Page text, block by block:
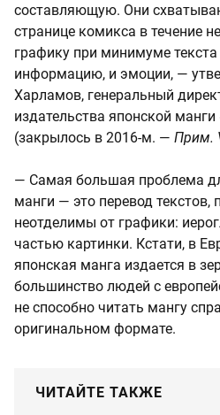
составляющую. Они
странице комикса в течение
графику при минимуме
информацию, и эмоции, —
Харламов, генеральный
издательства японской
(закрылось в 2016-м. — Прим.
— Самая большая проблема
манги — это перевод текстов,
неотделимы от графики:
частью картинки. Кстати, в
японская манга издается в
большинство людей с
не способно читать мангу
оригинальном формате.
ЧИТАЙТЕ ТАКЖЕ